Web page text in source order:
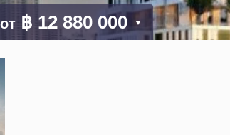
от฿ 12 880 000